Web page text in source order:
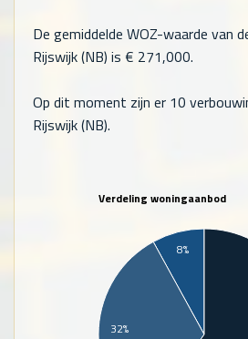
De gemiddelde WOZ-waarde van
Rijswijk (NB) is € 271,000.
Op dit moment zijn er 10
Rijswijk (NB).
Verdeling woningaanbod
8%
32%